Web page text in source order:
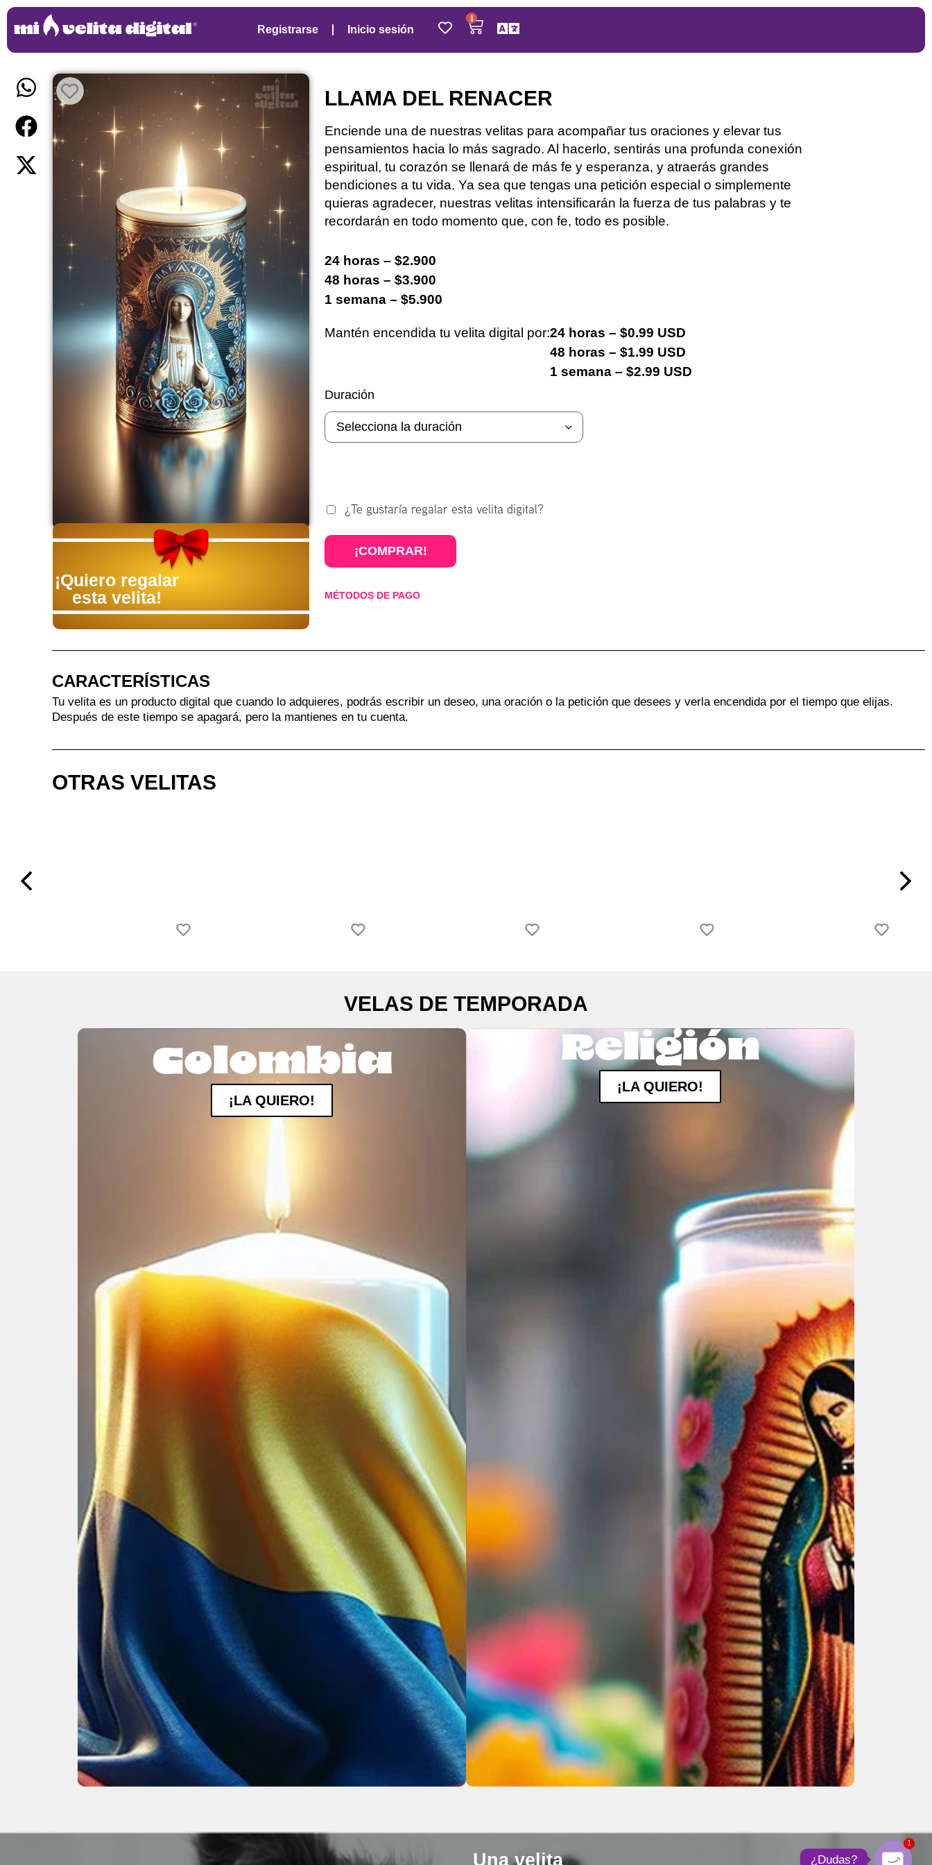
Registrarse Inicio sesión
0
¡Quiero regalar
esta velita!
LLAMA DEL RENACER
Enciende una de nuestras velitas para acompañar tus oraciones y elevar tus
pensamientos hacia lo más sagrado. Al hacerlo, sentirás una profunda conexión
espiritual, tu corazón se llenará de más fe y esperanza, y atraerás grandes
bendiciones a tu vida. Ya sea que tengas una petición especial o simplemente
quieras agradecer, nuestras velitas intensificarán la fuerza de tus palabras y te
recordarán en todo momento que, con fe, todo es posible.
24 horas – $2.900
48 horas – $3.900
1 semana – $5.900
Mantén encendida tu velita digital por:24 horas – $0.99 USD
48 horas – $1.99 USD
1 semana – $2.99 USD
Duración
¿Te gustaría regalar esta velita digital?
¡COMPRAR!
MÉTODOS DE PAGO
CARACTERÍSTICAS
Tu velita es un producto digital que cuando lo adquieres, podrás escribir un deseo, una oración o la petición que desees y verla encendida por el tiempo que elijas.
Después de este tiempo se apagará, pero la mantienes en tu cuenta.
OTRAS VELITAS
VELAS DE TEMPORADA
Colombia
¡LA QUIERO!
Religión
¡LA QUIERO!
Una velita
¿Dudas?
1